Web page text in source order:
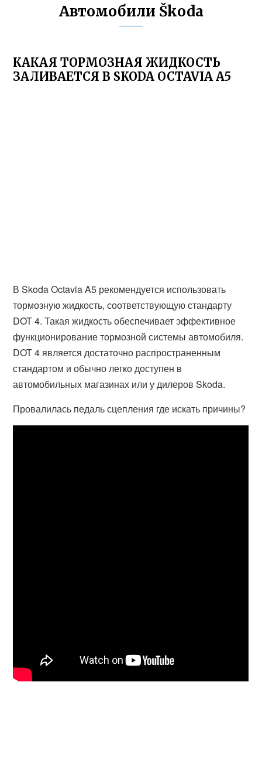
Автомобили Škoda
КАКАЯ ТОРМОЗНАЯ ЖИДКОСТЬ
ЗАЛИВАЕТСЯ В SKODA OCTAVIA A5
В Skoda Octavia A5 рекомендуется использовать
тормозную жидкость, соответствующую стандарту
DOT 4. Такая жидкость обеспечивает эффективное
функционирование тормозной системы автомобиля.
DOT 4 является достаточно распространенным
стандартом и обычно легко доступен в
автомобильных магазинах или у дилеров Skoda.
Провалилась педаль сцепления где искать причины?